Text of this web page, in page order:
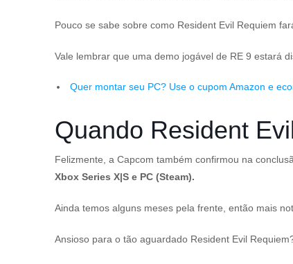
Pouco se sabe sobre como Resident Evil Requiem
Vale lembrar que uma demo jogável de RE 9 estará
Quer montar seu PC? Use o cupom Amazon e
Quando Resident
Felizmente, a Capcom também confirmou na
Xbox Series X|S e PC (Steam).
Ainda temos alguns meses pela frente, então mais
Ansioso para o tão aguardado Resident Evil Requiem